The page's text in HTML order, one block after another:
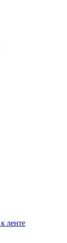
к ленте